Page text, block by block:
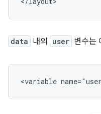
data 내의 user 변수는
<variable